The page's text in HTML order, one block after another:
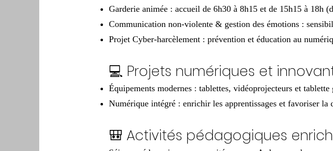
Garderie animée : accueil de 6h30 à 8h15 et de 15h15 à 18h
Communication non-violente & gestion des émotions :
Projet Cyber-harcèlement : prévention et éducation au
💻 Projets numériques et
Équipements modernes : tablettes, vidéoprojecteurs et tablette
Numérique intégré : enrichir les apprentissages et favoriser la
🎒 Activités pédagogiques